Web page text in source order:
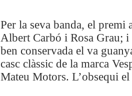
Per la seva banda, el premi
Albert Carbó i Rosa Grau;
ben conservada el va
casc clàssic de la marca
Mateu Motors. L’obsequi